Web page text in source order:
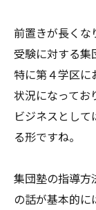
前置きが長くな
受験に対する集
特に第４学区に
状況になってお
ビジネスとし
る形ですね。
集団塾の指導方
の話が基本的に